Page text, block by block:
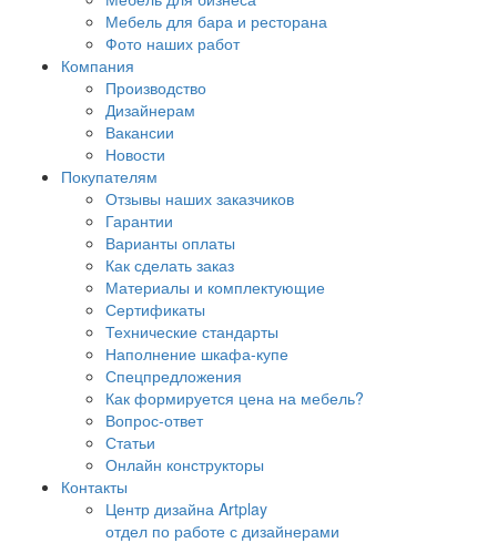
Мебель для бара и ресторана
Фото наших работ
Компания
Производство
Дизайнерам
Вакансии
Новости
Покупателям
Отзывы наших заказчиков
Гарантии
Варианты оплаты
Как сделать заказ
Материалы и комплектующие
Сертификаты
Технические стандарты
Наполнение шкафа-купе
Спецпредложения
Как формируется цена на мебель?
Вопрос-ответ
Статьи
Онлайн конструкторы
Контакты
Центр дизайна Artplay
отдел по работе с дизайнерами